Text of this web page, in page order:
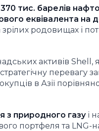
370 тис. барелів
еквівалента на
родовищах і
активів Shell,
в Азії
з природного газуі
портфеля та LNG-